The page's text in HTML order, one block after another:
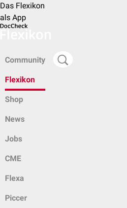
Das Flexikon
als App
Community
Flexikon
Shop
News
Jobs
CME
Flexa
Piccer